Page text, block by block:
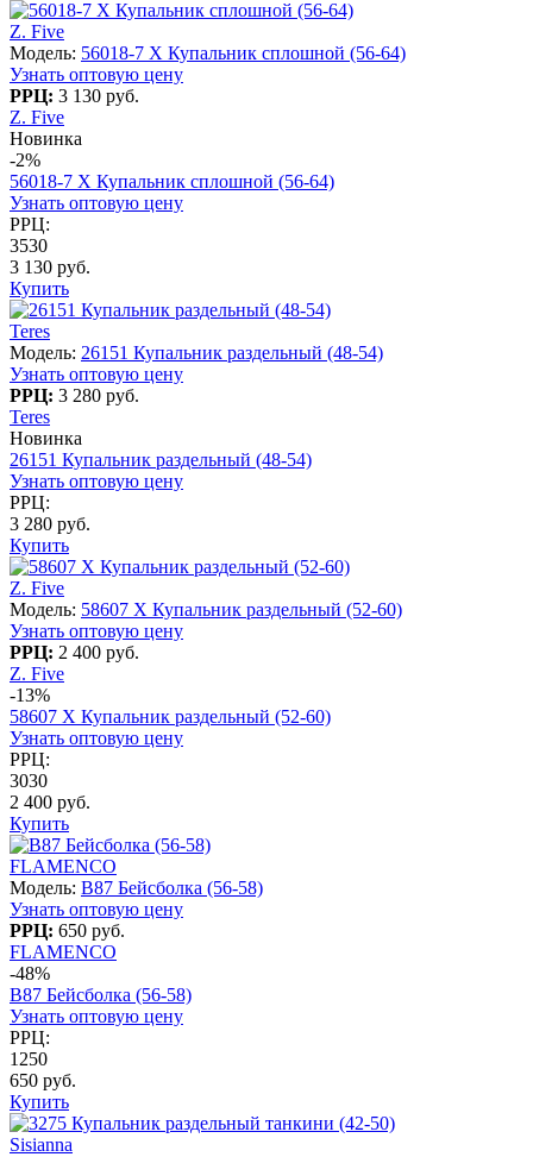
Z. Five
Модель: 56018-7 X Купальник сплошной (56-64)
Узнать оптовую цену
РРЦ: 3 130 руб.
Z. Five
Новинка
-2%
56018-7 X Купальник сплошной (56-64)
Узнать оптовую цену
РРЦ:
3530
3 130 руб.
Купить
Teres
Модель: 26151 Купальник раздельный (48-54)
Узнать оптовую цену
РРЦ: 3 280 руб.
Teres
Новинка
26151 Купальник раздельный (48-54)
Узнать оптовую цену
РРЦ:
3 280 руб.
Купить
Z. Five
Модель: 58607 X Купальник раздельный (52-60)
Узнать оптовую цену
РРЦ: 2 400 руб.
Z. Five
-13%
58607 X Купальник раздельный (52-60)
Узнать оптовую цену
РРЦ:
3030
2 400 руб.
Купить
FLAMENCO
Модель: B87 Бейсболка (56-58)
Узнать оптовую цену
РРЦ: 650 руб.
FLAMENCO
-48%
B87 Бейсболка (56-58)
Узнать оптовую цену
РРЦ:
1250
650 руб.
Купить
Sisianna